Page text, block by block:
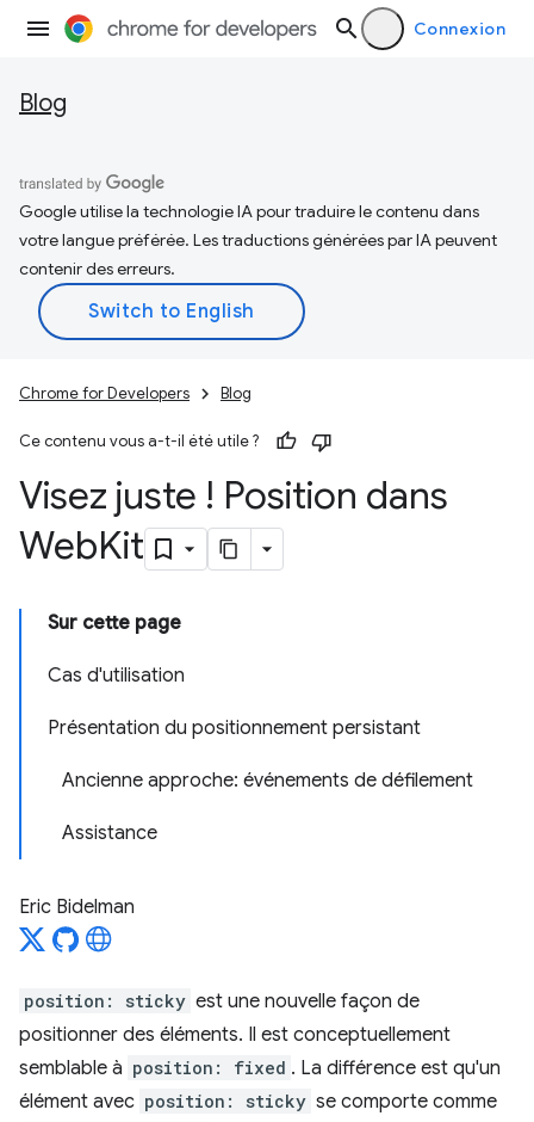
Connexion
Blog
Google utilise la technologie IA pour traduire le contenu dans
votre langue préférée. Les traductions générées par IA peuvent
contenir des erreurs.
Chrome for Developers Blog
Ce contenu vous a-t-il été utile ?
Visez juste ! Position dans
WebKit
Sur cette page
Cas d'utilisation
Présentation du positionnement persistant
Ancienne approche: événements de défilement
Assistance
Eric Bidelman
position: sticky est une nouvelle façon de
positionner des éléments. Il est conceptuellement
semblable à position: fixed . La différence est qu'un
élément avec position: sticky se comporte comme